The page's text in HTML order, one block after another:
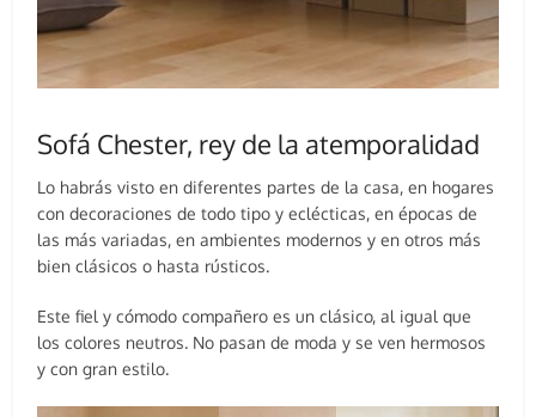
Sofá Chester, rey de la atemporalidad
Lo habrás visto en diferentes partes de la casa, en hogares
con decoraciones de todo tipo y eclécticas, en épocas de
las más variadas, en ambientes modernos y en otros más
bien clásicos o hasta rústicos.
Este fiel y cómodo compañero es un clásico, al igual que
los colores neutros. No pasan de moda y se ven hermosos
y con gran estilo.